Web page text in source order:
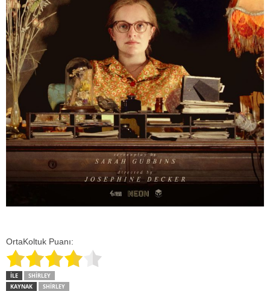
OrtaKoltuk Puanı:
İLE
SHIRLEY
KAYNAK
SHIRLEY